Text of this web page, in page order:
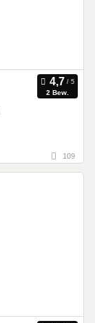
2 Bew.
109